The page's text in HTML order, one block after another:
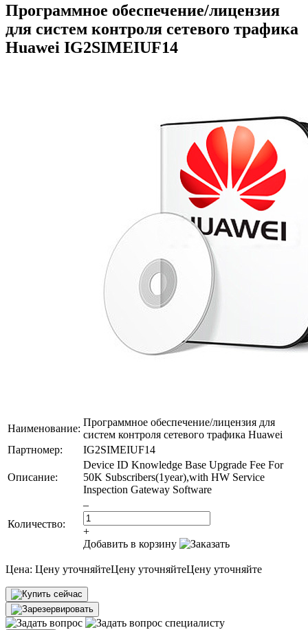
Программное обеспечение/лицензия
для систем контроля сетевого трафика
Huawei IG2SIMEIUF14
Наименование:
Программное обеспечение/лицензия для
систем контроля сетевого трафика Huawei
Партномер:
IG2SIMEIUF14
Описание:
Device ID Knowledge Base Upgrade Fee For
50K Subscribers(1year),with HW Service
Inspection Gateway Software
Количество:
–
+
Добавить в корзину
Цена: Цену уточняйтеЦену уточняйтеЦену уточняйте